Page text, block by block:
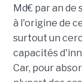
Md€ par an de
à l'origine de
surtout un
capacités
Car, pour